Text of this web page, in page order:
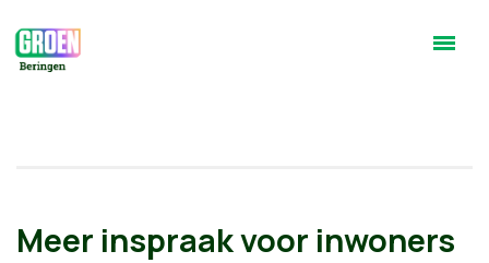
Meer inspraak voor inwoners